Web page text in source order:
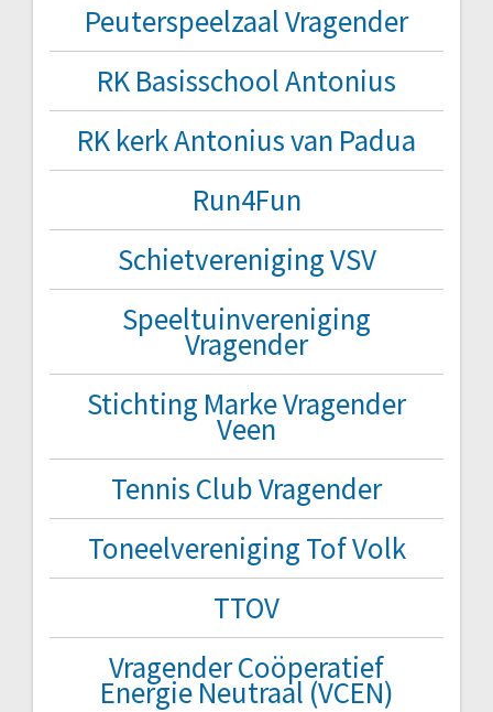
Peuterspeelzaal Vragender
RK Basisschool Antonius
RK kerk Antonius van Padua
Run4Fun
Schietvereniging VSV
Speeltuinvereniging
Vragender
Stichting Marke Vragender
Veen
Tennis Club Vragender
Toneelvereniging Tof Volk
TTOV
Vragender Coöperatief
Energie Neutraal (VCEN)